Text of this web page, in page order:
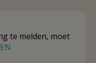
te melden, moet